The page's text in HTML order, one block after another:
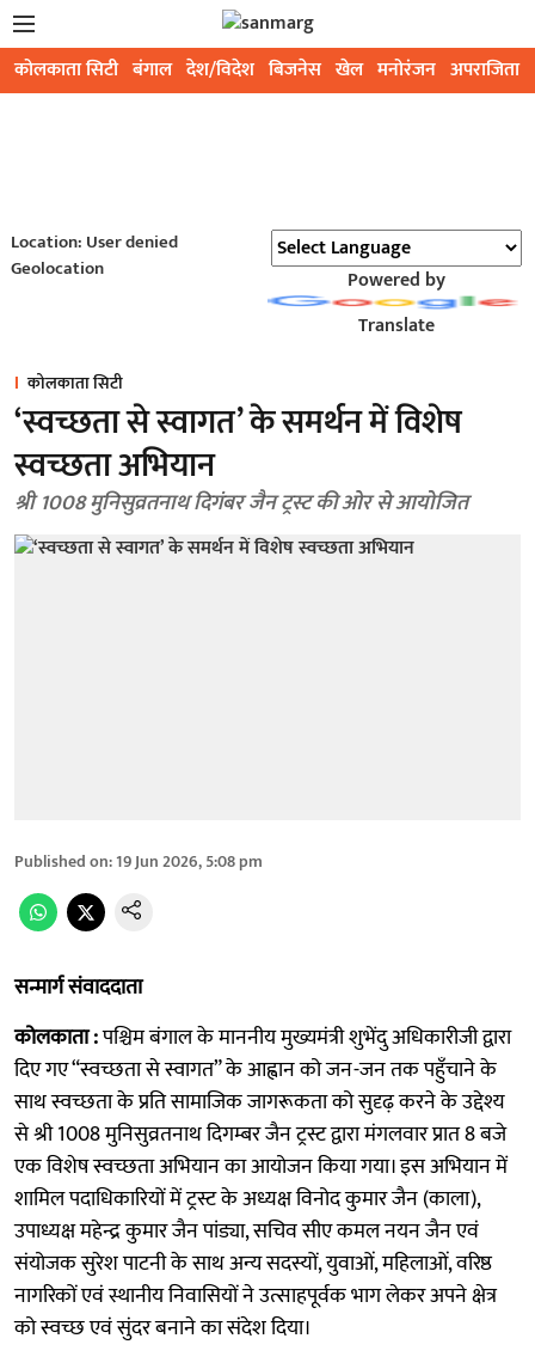
कोलकाता सिटी बंगाल देश/विदेश बिजनेस खेल मनोरंजन अपराजिता
Location: User denied
Geolocation
Powered by
Translate
कोलकाता सिटी
‘स्वच्छता से स्वागत’ के समर्थन में विशेष
स्वच्छता अभियान
श्री 1008 मुनिसुव्रतनाथ दिगंबर जैन ट्रस्ट की ओर से आयोजित
Published on:19 Jun 2026, 5:08 pm
सन्मार्ग संवाददाता
कोलकाता :पश्चिम बंगाल के माननीय मुख्यमंत्री शुभेंदु अधिकारीजी द्वारा
दिए गए “स्वच्छता से स्वागत” के आह्वान को जन-जन तक पहुँचाने के
साथ स्वच्छता के प्रति सामाजिक जागरूकता को सुदृढ़ करने के उद्देश्य
से श्री 1008 मुनिसुव्रतनाथ दिगम्बर जैन ट्रस्ट द्वारा मंगलवार प्रात 8 बजे
एक विशेष स्वच्छता अभियान का आयोजन किया गया। इस अभियान में
शामिल पदाधिकारियों में ट्रस्ट के अध्यक्ष विनोद कुमार जैन (काला),
उपाध्यक्ष महेन्द्र कुमार जैन पांड्या, सचिव सीए कमल नयन जैन एवं
संयोजक सुरेश पाटनी के साथ अन्य सदस्यों, युवाओं, महिलाओं, वरिष्ठ
नागरिकों एवं स्थानीय निवासियों ने उत्साहपूर्वक भाग लेकर अपने क्षेत्र
को स्वच्छ एवं सुंदर बनाने का संदेश दिया।